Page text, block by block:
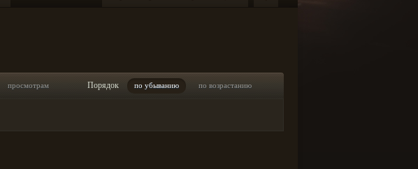
просмотрам Порядок по убыванию по возрастанию